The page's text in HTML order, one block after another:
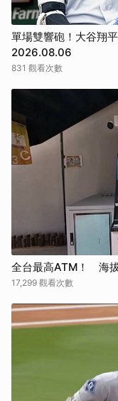
單場雙響砲！大谷翔
2026.08.06
831 觀看次數
全台最高ATM！ 海
17,299 觀看次數